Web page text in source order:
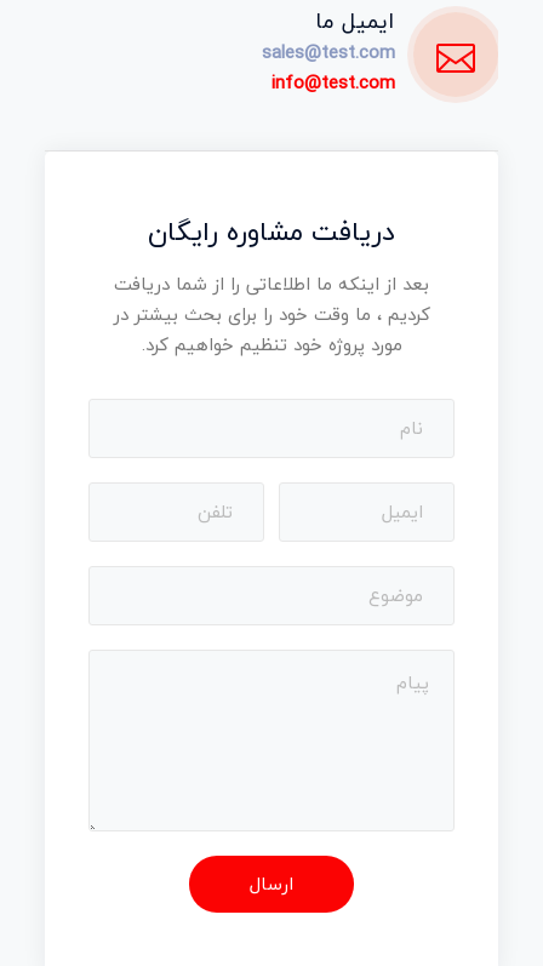
ایمیل ما
sales@test.com
info@test.com
دریافت مشاوره رایگان
بعد از اینکه ما اطلاعاتی را از شما دریافت
کردیم ، ما وقت خود را برای بحث بیشتر در
مورد پروژه خود تنظیم خواهیم کرد.